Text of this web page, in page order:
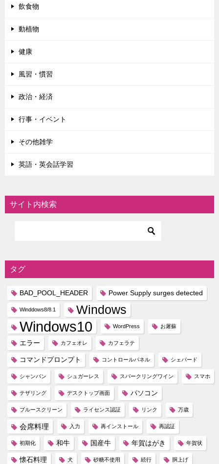
飲食物
動植物
健康
風習・慣習
政治・経済
行事・イベント
その他雑学
英語・英会話学習
サイト内検索
タグ
BAD_POOL_HEADER Power Supply surges detected
Winddows8/8.1 Windows
Windows10 WordPress お屠蘇
エラー カフェオレ カフェラテ
コマンドプロンプト コントロールパネル シェパード
シャンパン シュガーレス スパークリングワイン スマホ
テザリング デスクトップ画面 パソコン
ブルースクリーン ライセンス認証 リンク 万歳
会席料理 入力 再インストール 再認証
初期化 和牛 国産牛 年賀はがき 年賀状
懐石料理 犬 砂糖不使用 続行 胴上げ